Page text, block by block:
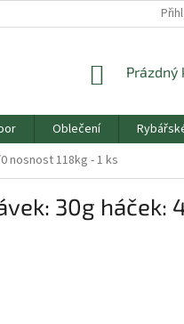
NÁKUPNÍ
Prázdný
Oblečení
nosnost 118kg - 1 ks
30g háček: